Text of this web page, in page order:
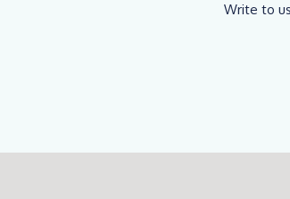
Write to